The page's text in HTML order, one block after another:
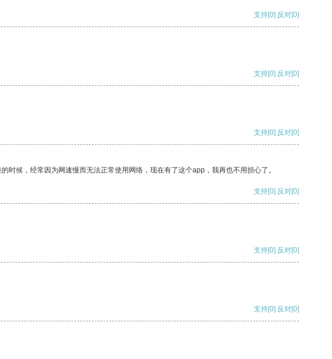
支持[0] 反对[0]
支持[0] 反对[0]
支持[0] 反对[0]
候，经常因为网速慢而无法正常使用网络，现在有了这个app，我再也不用担心了。
支持[0] 反对[0]
支持[0] 反对[0]
支持[0] 反对[0]